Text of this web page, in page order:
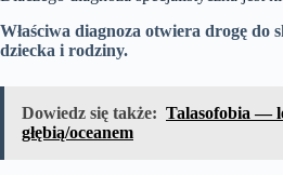
Właściwa diagnoza otwiera drogę do
dziecka i rodziny.
Dowiedz się także: Talasofobia —
głębią/oceanem